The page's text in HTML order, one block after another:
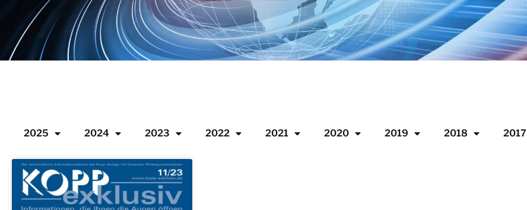
2025 2024 2023 2022 2021 2020 2019 2018 2017